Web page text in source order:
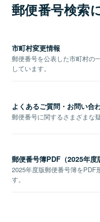
郵便番号検索
市町村変更情報
郵便番号を公表した市町村の
しています。
よくあるご質問・お問い合
郵便番号に関するさまざまな
郵便番号簿PDF（2025年度
2025年度版郵便番号簿をPDF
す。